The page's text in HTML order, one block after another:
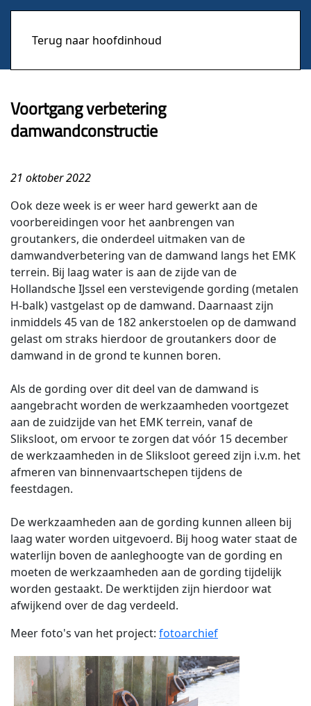
Terug naar hoofdinhoud
Voortgang verbetering
damwandconstructie
21 oktober 2022
Ook deze week is er weer hard gewerkt aan de
voorbereidingen voor het aanbrengen van
groutankers, die onderdeel uitmaken van de
damwandverbetering van de damwand langs het EMK
terrein. Bij laag water is aan de zijde van de
Hollandsche IJssel een verstevigende gording (metalen
H-balk) vastgelast op de damwand. Daarnaast zijn
inmiddels 45 van de 182 ankerstoelen op de damwand
gelast om straks hierdoor de groutankers door de
damwand in de grond te kunnen boren.
Als de gording over dit deel van de damwand is
aangebracht worden de werkzaamheden voortgezet
aan de zuidzijde van het EMK terrein, vanaf de
Sliksloot, om ervoor te zorgen dat vóór 15 december
de werkzaamheden in de Sliksloot gereed zijn i.v.m. het
afmeren van binnenvaartschepen tijdens de
feestdagen.
De werkzaamheden aan de gording kunnen alleen bij
laag water worden uitgevoerd. Bij hoog water staat de
waterlijn boven de aanleghoogte van de gording en
moeten de werkzaamheden aan de gording tijdelijk
worden gestaakt. De werktijden zijn hierdoor wat
afwijkend over de dag verdeeld.
Meer foto's van het project: fotoarchief